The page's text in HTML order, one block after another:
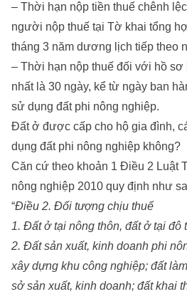
– Thời hạn nộp tiền thuế chênh
người nộp thuế tại Tờ khai tổng
tháng 3 năm dương lịch tiếp theo
– Thời hạn nộp thuế đối với hồ sơ
nhất là 30 ngày, kể từ ngày ban
sử dụng đất phi nông nghiệp.
Đất ở được cấp cho hộ gia đình,
dụng đất phi nông nghiệp không?
Căn cứ theo khoản 1 Điều 2 Luật
nông nghiệp 2010 quy định như
“Điều 2. Đối tượng chịu thuế
1. Đất ở tại nông thôn, đất ở tại đô
2. Đất sản xuất, kinh doanh phi
xây dựng khu công nghiệp; đất
sở sản xuất, kinh doanh; đất khai